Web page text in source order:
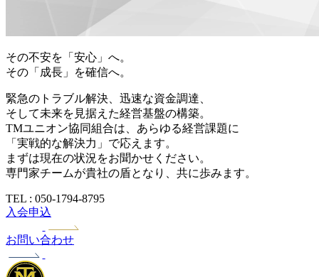
その不安を「安心」へ。
その「成長」を確信へ。
緊急のトラブル解決、迅速な資金調達、
そして未来を見据えた経営基盤の構築。
TMユニオン協同組合は、あらゆる経営課題に
「実戦的な解決力」で応えます。
まずは現在の状況をお聞かせください。
専門家チームが貴社の盾となり、共に歩みます。
TEL : 050-1794-8795
入会申込
お問い合わせ